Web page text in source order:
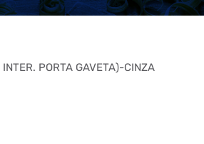
INTER. PORTA GAVETA)-CINZA